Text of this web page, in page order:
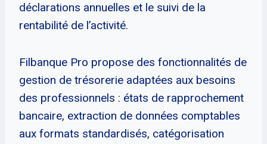
déclarations annuelles et le suivi de la
rentabilité de l’activité.
Filbanque Pro propose des fonctionnalités de
gestion de trésorerie adaptées aux besoins
des professionnels : états de rapprochement
bancaire, extraction de données comptables
aux formats standardisés, catégorisation